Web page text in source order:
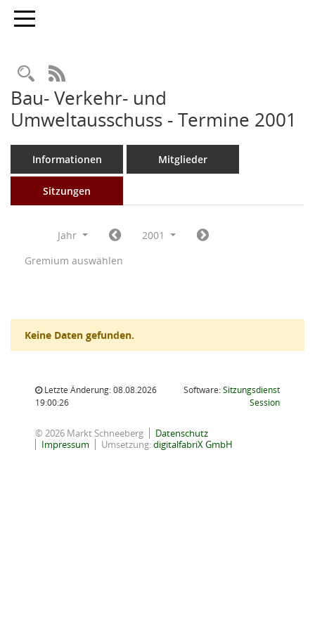
Toggle navigation
Rechercheauswahl
RSS-Feed
Bau- Verkehr- und
Umweltausschuss - Termine 2001
Informationen Mitglieder
Sitzungen
Jahr
2001
Gremium auswählen
Keine Daten gefunden.
Letzte Änderung: 08.08.2026
19:00:26
Software:Sitzungsdienst
Session(Wird in
© 2026 Markt Schneeberg
Datenschutz
Impressum
Umsetzung:digitalfabriX GmbH